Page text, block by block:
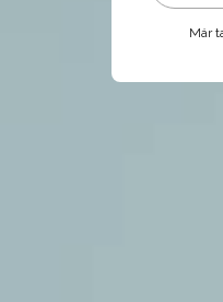
Már